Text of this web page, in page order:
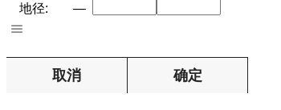
地径: —
取消 确定